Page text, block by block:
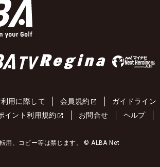
利用に際して 会員規約 ガイドライン
イント利用規約 お問合せ ヘルプ
用、コピー等は禁じます。 © ALBA Net